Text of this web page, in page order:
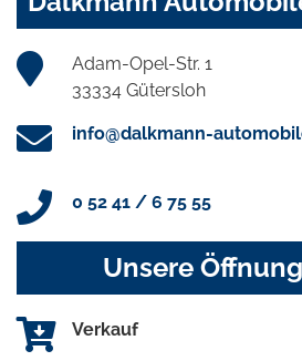
Adam-Opel-Str. 1
33334 Gütersloh
info@dalkmann-
0 52 41 / 6 75 55
Unsere
Verkauf